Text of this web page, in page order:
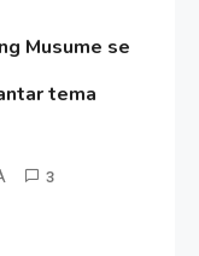
Musume se
tema
3